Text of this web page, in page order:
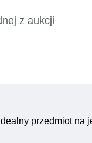
z aukcji
przedmiot na